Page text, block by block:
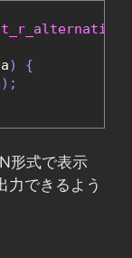
)
{
);
形式で表示
力できるよう